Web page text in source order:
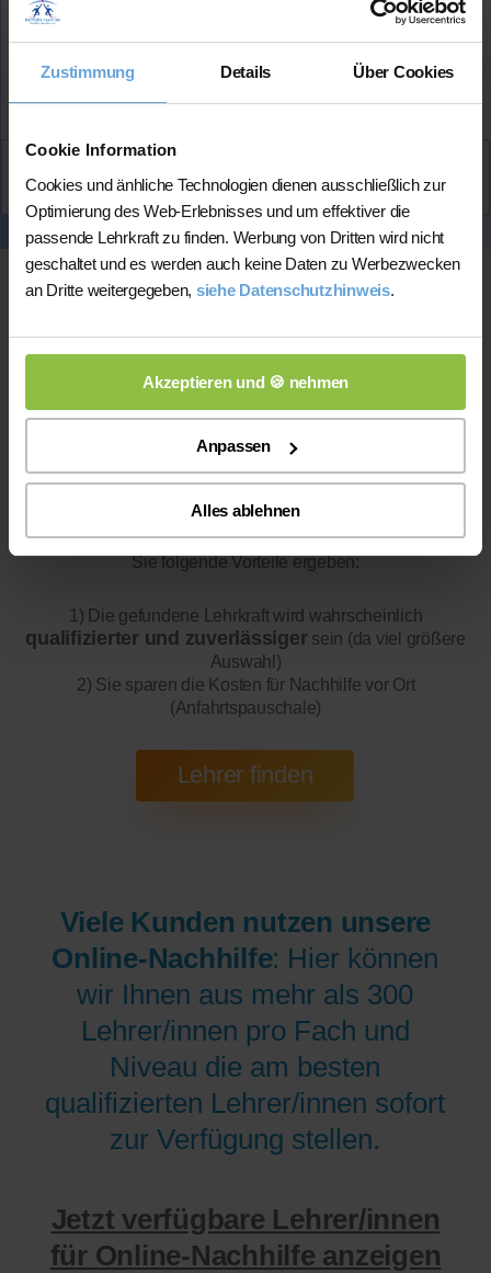
Zustimmung Details Über Cookies
Cookie Information
Cookies und änhliche Technologien dienen ausschließlich zur
Optimierung des Web-Erlebnisses und um effektiver die
passende Lehrkraft zu finden. Werbung von Dritten wird nicht
geschaltet und es werden auch keine Daten zu Werbezwecken
an Dritte weitergegeben, siehe Datenschutzhinweis.
Akzeptieren und 🍪 nehmen
Anpassen
Alles ablehnen
★★★★★(3.5 / 5)
Carolin kontaktieren
Online-Unterricht
Bitte beachten Sie, dass wir fürOnline-Unterricht
200 bis 300 mal bessere Auswahl haben, wodurch sich für
Sie folgende Vorteile ergeben:
1) Die gefundene Lehrkraft wird wahrscheinlich
qualifizierter und zuverlässigersein (da viel größere
Auswahl)
2) Sie sparen die Kosten für Nachhilfe vor Ort
(Anfahrtspauschale)
Viele Kunden nutzen unsere
Online-Nachhilfe: Hier können
wir Ihnen aus mehr als 300
Lehrer/innen pro Fach und
Niveau die am besten
qualifizierten Lehrer/innen sofort
zur Verfügung stellen.
Jetzt verfügbare Lehrer/innen
für Online-Nachhilfe anzeigen